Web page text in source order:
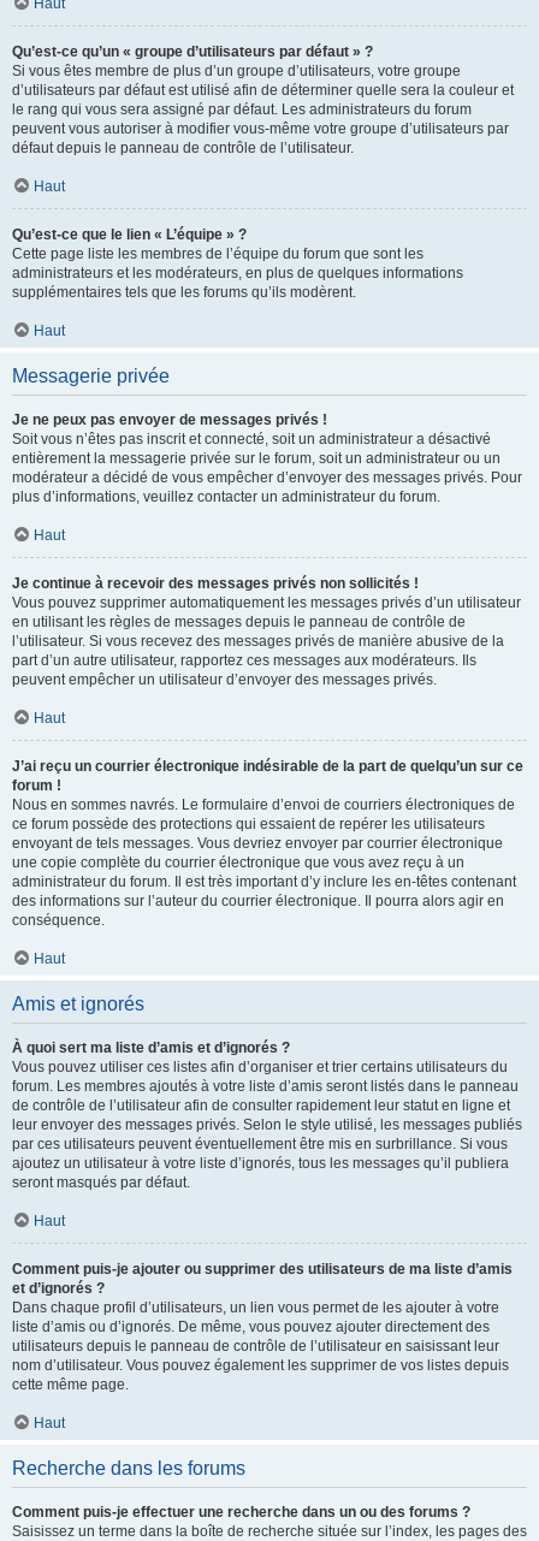
Haut
Qu’est-ce qu’un « groupe d’utilisateurs par défaut » ?
Si vous êtes membre de plus d’un groupe d’utilisateurs, votre groupe
d’utilisateurs par défaut est utilisé afin de déterminer quelle sera la couleur et
le rang qui vous sera assigné par défaut. Les administrateurs du forum
peuvent vous autoriser à modifier vous-même votre groupe d’utilisateurs par
défaut depuis le panneau de contrôle de l’utilisateur.
Haut
Qu’est-ce que le lien « L’équipe » ?
Cette page liste les membres de l’équipe du forum que sont les
administrateurs et les modérateurs, en plus de quelques informations
supplémentaires tels que les forums qu’ils modèrent.
Haut
Messagerie privée
Je ne peux pas envoyer de messages privés !
Soit vous n’êtes pas inscrit et connecté, soit un administrateur a désactivé
entièrement la messagerie privée sur le forum, soit un administrateur ou un
modérateur a décidé de vous empêcher d’envoyer des messages privés. Pour
plus d’informations, veuillez contacter un administrateur du forum.
Haut
Je continue à recevoir des messages privés non sollicités !
Vous pouvez supprimer automatiquement les messages privés d’un utilisateur
en utilisant les règles de messages depuis le panneau de contrôle de
l’utilisateur. Si vous recevez des messages privés de manière abusive de la
part d’un autre utilisateur, rapportez ces messages aux modérateurs. Ils
peuvent empêcher un utilisateur d’envoyer des messages privés.
Haut
J’ai reçu un courrier électronique indésirable de la part de quelqu’un sur ce
forum !
Nous en sommes navrés. Le formulaire d’envoi de courriers électroniques de
ce forum possède des protections qui essaient de repérer les utilisateurs
envoyant de tels messages. Vous devriez envoyer par courrier électronique
une copie complète du courrier électronique que vous avez reçu à un
administrateur du forum. Il est très important d’y inclure les en-têtes contenant
des informations sur l’auteur du courrier électronique. Il pourra alors agir en
conséquence.
Haut
Amis et ignorés
À quoi sert ma liste d’amis et d’ignorés ?
Vous pouvez utiliser ces listes afin d’organiser et trier certains utilisateurs du
forum. Les membres ajoutés à votre liste d’amis seront listés dans le panneau
de contrôle de l’utilisateur afin de consulter rapidement leur statut en ligne et
leur envoyer des messages privés. Selon le style utilisé, les messages publiés
par ces utilisateurs peuvent éventuellement être mis en surbrillance. Si vous
ajoutez un utilisateur à votre liste d’ignorés, tous les messages qu’il publiera
seront masqués par défaut.
Haut
Comment puis-je ajouter ou supprimer des utilisateurs de ma liste d’amis
et d’ignorés ?
Dans chaque profil d’utilisateurs, un lien vous permet de les ajouter à votre
liste d’amis ou d’ignorés. De même, vous pouvez ajouter directement des
utilisateurs depuis le panneau de contrôle de l’utilisateur en saisissant leur
nom d’utilisateur. Vous pouvez également les supprimer de vos listes depuis
cette même page.
Haut
Recherche dans les forums
Comment puis-je effectuer une recherche dans un ou des forums ?
Saisissez un terme dans la boîte de recherche située sur l’index, les pages des